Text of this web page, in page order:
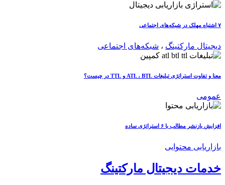
۷ اشتباه مهلک در شبکه‌های اجتماعی
دیجیتال مارکتینگ ، شبکه‌های اجتماعی
معنا و تفاوت استراتژی تبلیغات ATL ، BTL و TTL در چیست؟
عمومی
افزایش بازنشر مطالب با ۶ استراتژی ساده
بازاریابی محتوایی
خدمات دیجیتال مارکتینگ